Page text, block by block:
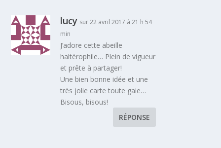
lucy sur 22 avril 2017 à 21 h 54
min
J’adore cette abeille
haltérophile… Plein de vigueur
et prête à partager!
Une bien bonne idée et une
très jolie carte toute gaie…
Bisous, bisous!
RÉPONSE